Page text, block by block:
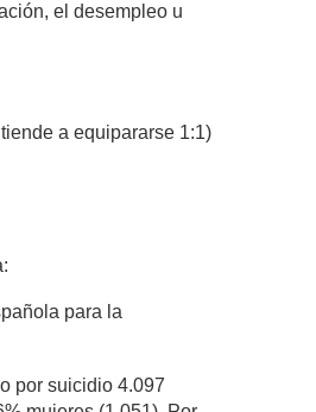
el desempleo u
a equipararse 1:1)
para la
por suicidio 4.097